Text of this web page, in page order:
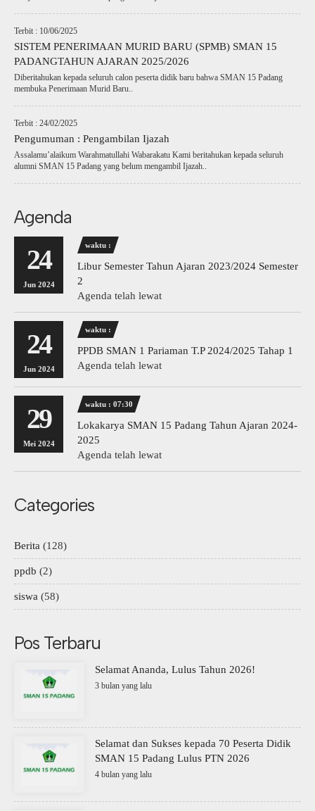
Terbit : 10/06/2025
SISTEM PENERIMAAN MURID BARU (SPMB) SMAN 15
PADANGTAHUN AJARAN 2025/2026
Diberitahukan kepada seluruh calon peserta didik baru bahwa SMAN 15 Padang
membuka Penerimaan Murid Baru..
Terbit : 24/02/2025
Pengumuman : Pengambilan Ijazah
Assalamu’alaikum Warahmatullahi Wabarakatu Kami beritahukan kepada seluruh
alumni SMAN 15 Padang yang belum mengambil Ijazah..
Agenda
24
Jun 2024
waktu :
Libur Semester Tahun Ajaran 2023/2024 Semester
2
Agenda telah lewat
24
Jun 2024
waktu :
PPDB SMAN 1 Pariaman T.P 2024/2025 Tahap 1
Agenda telah lewat
29
Mei 2024
waktu : 07:30
Lokakarya SMAN 15 Padang Tahun Ajaran 2024-
2025
Agenda telah lewat
Categories
Berita (128)
ppdb (2)
siswa (58)
Pos Terbaru
Selamat Ananda, Lulus Tahun 2026!
3 bulan yang lalu
Selamat dan Sukses kepada 70 Peserta Didik
SMAN 15 Padang Lulus PTN 2026
4 bulan yang lalu